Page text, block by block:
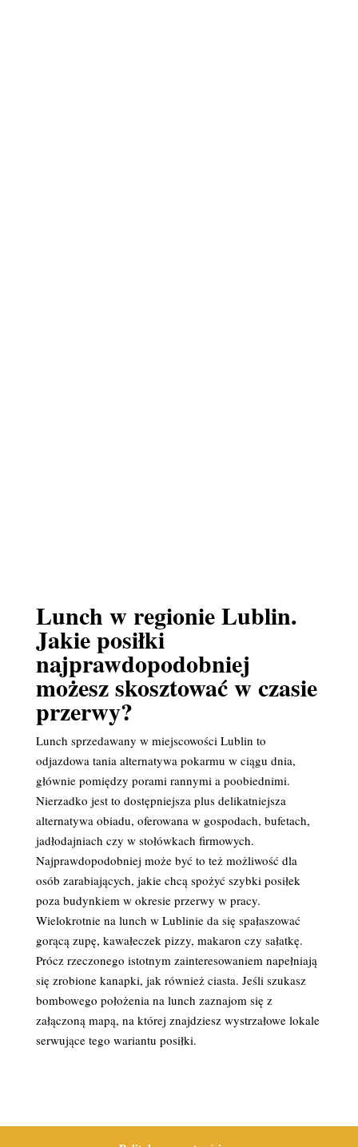
Lunch w regionie Lublin.
Jakie posiłki
najprawdopodobniej
możesz skosztować w czasie
przerwy?
Lunch sprzedawany w miejscowości Lublin to
odjazdowa tania alternatywa pokarmu w ciągu dnia,
głównie pomiędzy porami rannymi a poobiednimi.
Nierzadko jest to dostępniejsza plus delikatniejsza
alternatywa obiadu, oferowana w gospodach, bufetach,
jadłodajniach czy w stołówkach firmowych.
Najprawdopodobniej może być to też możliwość dla
osób zarabiających, jakie chcą spożyć szybki posiłek
poza budynkiem w okresie przerwy w pracy.
Wielokrotnie na lunch w Lublinie da się spałaszować
gorącą zupę, kawałeczek pizzy, makaron czy sałatkę.
Prócz rzeczonego istotnym zainteresowaniem napełniają
się zrobione kanapki, jak również ciasta. Jeśli szukasz
bombowego położenia na lunch zaznajom się z
załączoną mapą, na której znajdziesz wystrzałowe lokale
serwujące tego wariantu posiłki.